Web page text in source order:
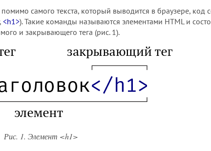
самого текста, который выводится в браузере, код
<h1>). Такие команды называются элементами HTML и
и закрывающего тега (рис. 1).
Рис. 1. Элемент <h1>